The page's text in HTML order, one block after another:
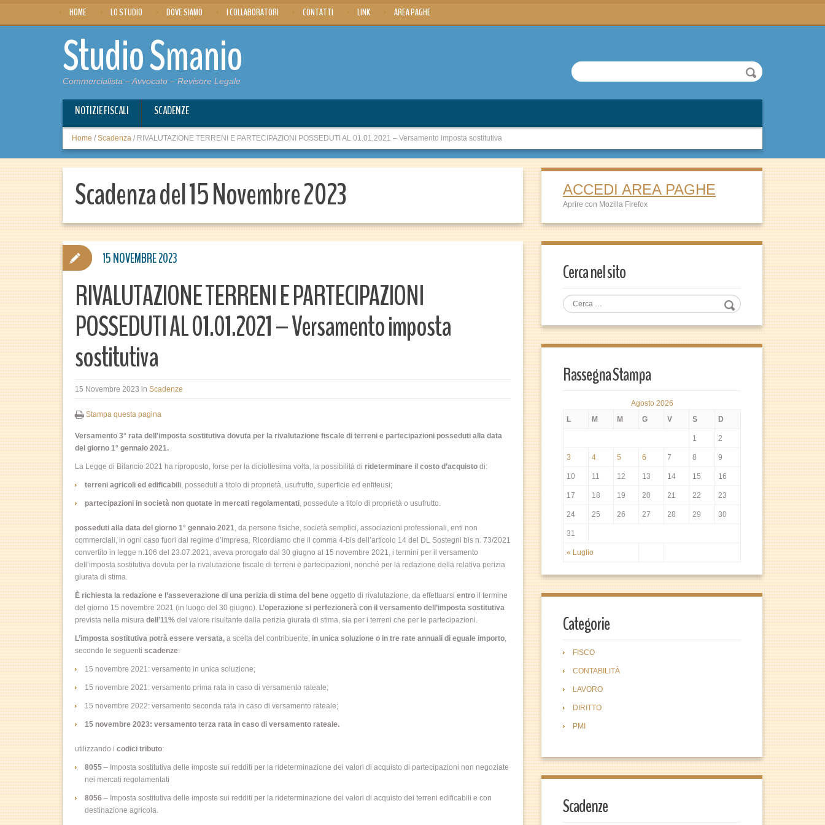
HOME LO STUDIO DOVE SIAMO I COLLABORATORI CONTATTI LINK AREA PAGHE
Studio Smanio
Commercialista – Avvocato – Revisore Legale
NOTIZIE FISCALI SCADENZE
Home / Scadenza / RIVALUTAZIONE TERRENI E PARTECIPAZIONI POSSEDUTI AL 01.01.2021 – Versamento imposta sostitutiva
Scadenza del 15 Novembre 2023
RIVALUTAZIONE TERRENI E PARTECIPAZIONI
POSSEDUTI AL 01.01.2021 – Versamento imposta
sostitutiva
15 Novembre 2023 in Scadenze
Stampa questa pagina
Versamento 3° rata dell'imposta sostitutiva dovuta per la rivalutazione fiscale di terreni e partecipazioni posseduti alla data
del giorno 1° gennaio 2021.
La Legge di Bilancio 2021 ha riproposto, forse per la diciottesima volta, la possibilità di rideterminare il costo d’acquisto di:
terreni agricoli ed edificabili, posseduti a titolo di proprietà, usufrutto, superficie ed enfiteusi;
partecipazioni in società non quotate in mercati regolamentati, possedute a titolo di proprietà o usufrutto.
posseduti alla data del giorno 1° gennaio 2021, da persone fisiche, società semplici, associazioni professionali, enti non
commerciali, in ogni caso fuori dal regime d’impresa. Ricordiamo che il comma 4-bis dell’articolo 14 del DL Sostegni bis n. 73/2021
convertito in legge n.106 del 23.07.2021, aveva prorogato dal 30 giugno al 15 novembre 2021, i termini per il versamento
dell’imposta sostitutiva dovuta per la rivalutazione fiscale di terreni e partecipazioni, nonché per la redazione della relativa perizia
giurata di stima.
È richiesta la redazione e l’asseverazione di una perizia di stima del bene oggetto di rivalutazione, da effettuarsi entro il termine
del giorno 15 novembre 2021 (in luogo del 30 giugno). L’operazione si perfezionerà con il versamento dell’imposta sostitutiva
prevista nella misura dell’11% del valore risultante dalla perizia giurata di stima, sia per i terreni che per le partecipazioni.
L’imposta sostitutiva potrà essere versata, a scelta del contribuente, in unica soluzione o in tre rate annuali di eguale importo,
secondo le seguenti scadenze:
15 novembre 2021: versamento in unica soluzione;
15 novembre 2021: versamento prima rata in caso di versamento rateale;
15 novembre 2022: versamento seconda rata in caso di versamento rateale;
15 novembre 2023: versamento terza rata in caso di versamento rateale.
utilizzando i codici tributo:
8055 – Imposta sostitutiva delle imposte sui redditi per la rideterminazione dei valori di acquisto di partecipazioni non negoziate
nei mercati regolamentati
8056 – Imposta sostitutiva delle imposte sui redditi per la rideterminazione dei valori di acquisto dei terreni edificabili e con
destinazione agricola.
15 NOVEMBRE 2023
ACCEDI AREA PAGHE
Aprire con Mozilla Firefox
Cerca nel sito
Rassegna Stampa
Agosto 2026
L
M M G V S D
« Luglio
1 2
3 4 5 6 7 8 9
10 11 12 13 14 15 16
17 18 19 20 21 22 23
24 25 26 27 28 29 30
31
Categorie
FISCO
CONTABILITÀ
LAVORO
DIRITTO
PMI
Scadenze